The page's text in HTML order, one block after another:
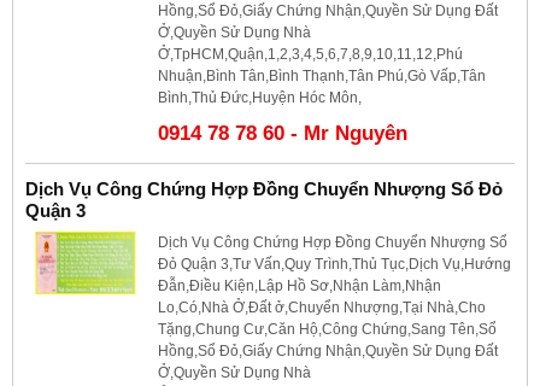
Hồng,Sổ Đỏ,Giấy Chứng Nhận,Quyền Sử Dụng Đất
Ở,Quyền Sử Dụng Nhà
Ở,TpHCM,Quận,1,2,3,4,5,6,7,8,9,10,11,12,Phú
Nhuận,Bình Tân,Bình Thạnh,Tân Phú,Gò Vấp,Tân
Bình,Thủ Đức,Huyện Hóc Môn,
0914 78 78 60 - Mr Nguyên
Dịch Vụ Công Chứng Hợp Đồng Chuyển Nhượng Sổ Đỏ
Quận 3
Dịch Vụ Công Chứng Hợp Đồng Chuyển Nhượng Sổ
Đỏ Quận 3,Tư Vấn,Quy Trình,Thủ Tục,Dịch Vụ,Hướng
Đẫn,Điều Kiện,Lập Hồ Sơ,Nhận Làm,Nhận
Lo,Có,Nhà Ở,Đất ở,Chuyển Nhượng,Tại Nhà,Cho
Tặng,Chung Cư,Căn Hộ,Công Chứng,Sang Tên,Sổ
Hồng,Sổ Đỏ,Giấy Chứng Nhận,Quyền Sử Dụng Đất
Ở,Quyền Sử Dụng Nhà